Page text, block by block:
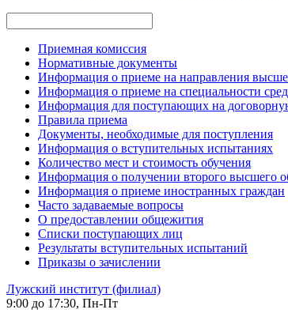
Приемная комиссия
Нормативные документы
Информация о приеме на направления
Информация о приеме на специальности
Информация для поступающих на
Правила приема
Документы, необходимые для поступления
Информация о вступительных испытаниях
Количество мест и стоимость обучения
Информация о получении второго высшего
Информация о приеме иностранных граждан
Часто задаваемые вопросы
О предоставлении общежития
Списки поступающих лиц
Результаты вступительных испытаний
Приказы о зачислении
Лужский институт (филиал)
9:00 до 17:30, Пн-Пт